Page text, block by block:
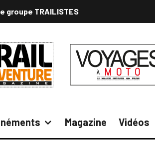
groupe TRAILISTES
Magazine Vidéos